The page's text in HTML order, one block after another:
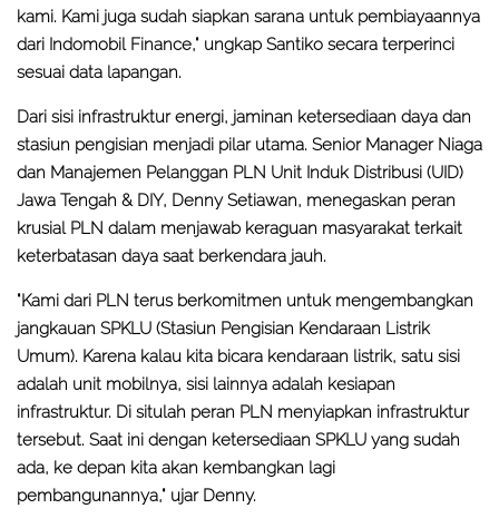
kami. Kami juga sudah siapkan sarana untuk pembiayaannya
dari Indomobil Finance," ungkap Santiko secara terperinci
sesuai data lapangan.
Dari sisi infrastruktur energi, jaminan ketersediaan daya dan
stasiun pengisian menjadi pilar utama. Senior Manager Niaga
dan Manajemen Pelanggan PLN Unit Induk Distribusi (UID)
Jawa Tengah & DIY, Denny Setiawan, menegaskan peran
krusial PLN dalam menjawab keraguan masyarakat terkait
keterbatasan daya saat berkendara jauh.
"Kami dari PLN terus berkomitmen untuk mengembangkan
jangkauan SPKLU (Stasiun Pengisian Kendaraan Listrik
Umum). Karena kalau kita bicara kendaraan listrik, satu sisi
adalah unit mobilnya, sisi lainnya adalah kesiapan
infrastruktur. Di situlah peran PLN menyiapkan infrastruktur
tersebut. Saat ini dengan ketersediaan SPKLU yang sudah
ada, ke depan kita akan kembangkan lagi
pembangunannya," ujar Denny.